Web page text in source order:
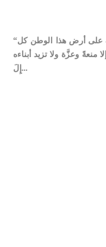
“النصيحة بـ جمل” د. علي العنانزة من يتابع بشغف الغيرة على أرض هذا الوطن كل
وعزَّة ولا تزيد أبناءه
إِلَ...